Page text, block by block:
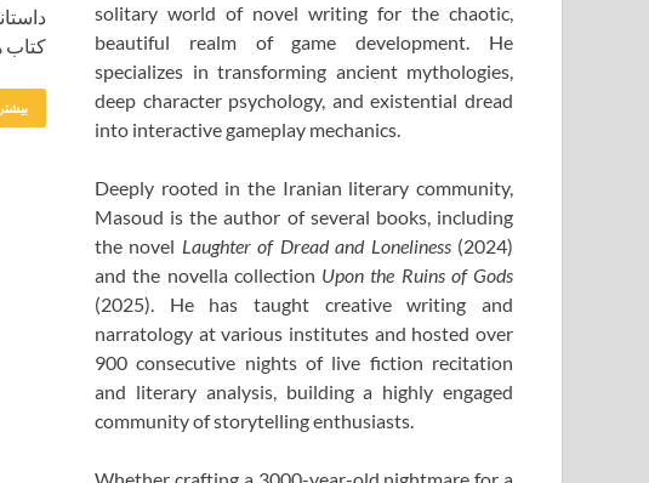
کتاب
solitary world of novel writing for the chaotic,
beautiful realm of game development. He
specializes in transforming ancient mythologies,
deep character psychology, and existential dread
into interactive gameplay mechanics.
Deeply rooted in the Iranian literary community,
Masoud is the author of several books, including
the novel Laughter of Dread and Loneliness(2024)
and the novella collection Upon the Ruins of Gods
(2025). He has taught creative writing and
narratology at various institutes and hosted over
900 consecutive nights of live fiction recitation
and literary analysis, building a highly engaged
community of storytelling enthusiasts.